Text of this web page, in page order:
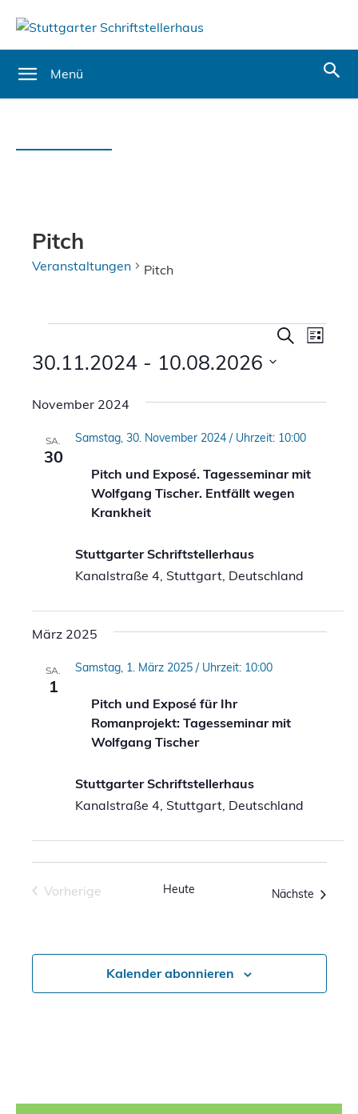
Menü
Pitch
Veranstaltungen Pitch
Suche
und
SucheListe
30.11.2024 - 10.08.2026
wählen.
November 2024
SA.
30
Pitch und Exposé. Tagesseminar mit
Wolfgang Tischer. Entfällt wegen
Krankheit
Samstag, 30. November 2024 / Uhrzeit: 10:00
Stuttgarter Schriftstellerhaus
Kanalstraße 4, Stuttgart, Deutschland
März 2025
SA.
1
Pitch und Exposé für Ihr
Romanprojekt: Tagesseminar mit
Wolfgang Tischer
Samstag, 1. März 2025 / Uhrzeit: 10:00
Stuttgarter Schriftstellerhaus
Kanalstraße 4, Stuttgart, Deutschland
Vorherige
Heute Nächste
Kalender abonnieren